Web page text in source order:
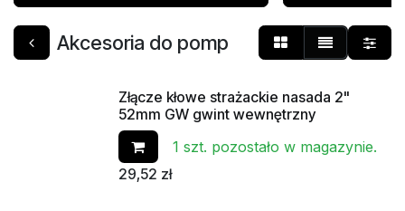
Akcesoria do pomp
Złącze kłowe strażackie nasada 2"
52mm GW gwint wewnętrzny
1 szt. pozostało w magazynie.
29,52 zł